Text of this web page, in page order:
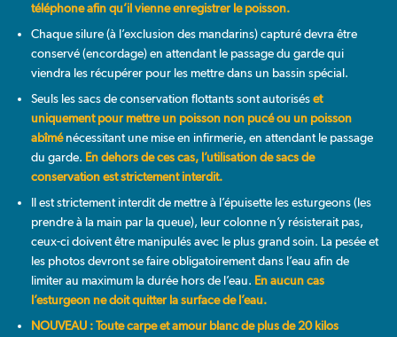
téléphone afin qu’il vienne enregistrer le poisson.
Chaque silure (à l’exclusion des mandarins) capturé devra être
conservé (encordage) en attendant le passage du garde qui
viendra les récupérer pour les mettre dans un bassin spécial.
Seuls les sacs de conservation flottants sont autoriséset
uniquement pour mettre un poisson non pucé ou un poisson
abîménécessitant une mise en infirmerie, en attendant le passage
du garde. En dehors de ces cas, l’utilisation de sacs de
conservation est strictement interdit.
Il est strictement interdit de mettre à l’épuisette les esturgeons (les
prendre à la main par la queue), leur colonne n’y résisterait pas,
ceux-ci doivent être manipulés avec le plus grand soin. La pesée et
les photos devront se faire obligatoirement dans l’eau afin de
limiter au maximum la durée hors de l’eau. En aucun cas
l’esturgeon ne doit quitter la surface de l’eau.
NOUVEAU : Toute carpe et amour blanc de plus de 20 kilos